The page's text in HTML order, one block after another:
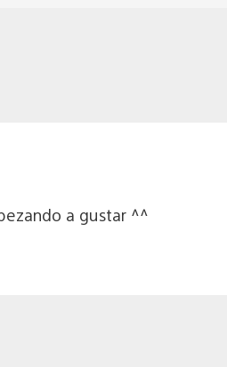
a gustar ^^